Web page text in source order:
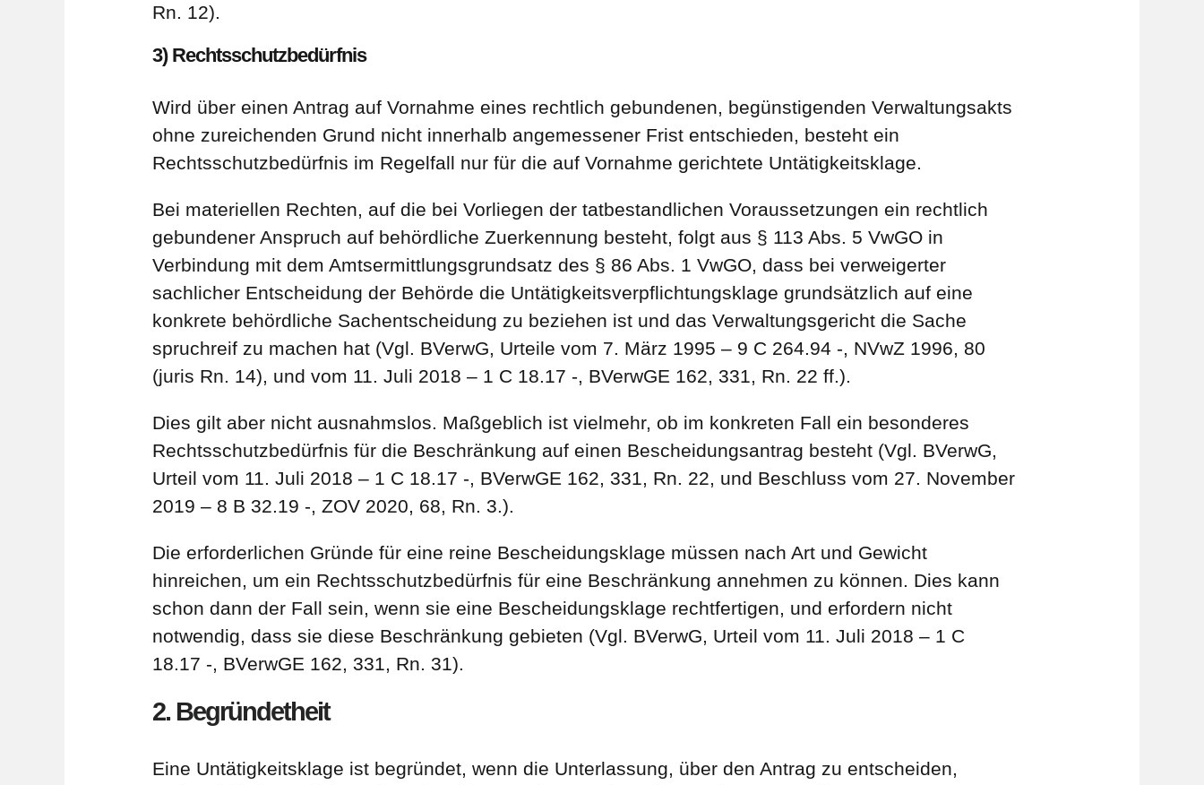
Rn. 12).
3) Rechtsschutzbedürfnis
Wird über einen Antrag auf Vornahme eines rechtlich gebundenen, begünstigenden Verwaltungsakts
ohne zureichenden Grund nicht innerhalb angemessener Frist entschieden, besteht ein
Rechtsschutzbedürfnis im Regelfall nur für die auf Vornahme gerichtete Untätigkeitsklage.
Bei materiellen Rechten, auf die bei Vorliegen der tatbestandlichen Voraussetzungen ein rechtlich
gebundener Anspruch auf behördliche Zuerkennung besteht, folgt aus § 113 Abs. 5 VwGO in
Verbindung mit dem Amtsermittlungsgrundsatz des § 86 Abs. 1 VwGO, dass bei verweigerter
sachlicher Entscheidung der Behörde die Untätigkeitsverpflichtungsklage grundsätzlich auf eine
konkrete behördliche Sachentscheidung zu beziehen ist und das Verwaltungsgericht die Sache
spruchreif zu machen hat (Vgl. BVerwG, Urteile vom 7. März 1995 – 9 C 264.94 -, NVwZ 1996, 80
(juris Rn. 14), und vom 11. Juli 2018 – 1 C 18.17 -, BVerwGE 162, 331, Rn. 22 ff.).
Dies gilt aber nicht ausnahmslos. Maßgeblich ist vielmehr, ob im konkreten Fall ein besonderes
Rechtsschutzbedürfnis für die Beschränkung auf einen Bescheidungsantrag besteht (Vgl. BVerwG,
Urteil vom 11. Juli 2018 – 1 C 18.17 -, BVerwGE 162, 331, Rn. 22, und Beschluss vom 27. November
2019 – 8 B 32.19 -, ZOV 2020, 68, Rn. 3.).
Die erforderlichen Gründe für eine reine Bescheidungsklage müssen nach Art und Gewicht
hinreichen, um ein Rechtsschutzbedürfnis für eine Beschränkung annehmen zu können. Dies kann
schon dann der Fall sein, wenn sie eine Bescheidungsklage rechtfertigen, und erfordern nicht
notwendig, dass sie diese Beschränkung gebieten (Vgl. BVerwG, Urteil vom 11. Juli 2018 – 1 C
18.17 -, BVerwGE 162, 331, Rn. 31).
2. Begründetheit
Eine Untätigkeitsklage ist begründet, wenn die Unterlassung, über den Antrag zu entscheiden,